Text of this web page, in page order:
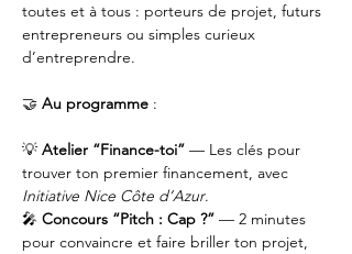
toutes et à tous : porteurs de projet, futurs
entrepreneurs ou simples curieux
d’entreprendre.
🤝 Au programme :
💡 Atelier “Finance-toi” — Les clés pour
trouver ton premier financement, avec
Initiative Nice Côte d’Azur.
🎤 Concours “Pitch : Cap ?” — 2 minutes
pour convaincre et faire briller ton projet,